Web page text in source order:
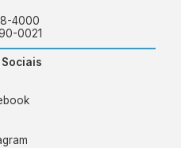
4000
0021
Sociais